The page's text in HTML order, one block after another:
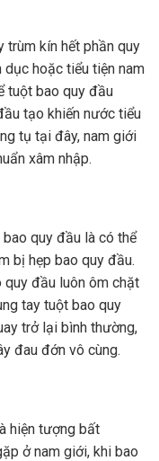
trùm kín hết phần quy
dục hoặc tiểu tiện nam
tuột bao quy đầu
tạo khiến nước tiểu
tụ tại đây, nam giới
xâm nhập.
quy đầu là có thể
bị hẹp bao quy đầu.
đầu luôn ôm chặt
tay tuột bao quy
trở lại bình thường,
đau đớn vô cùng.
hiện tượng bất
ở nam giới, khi bao